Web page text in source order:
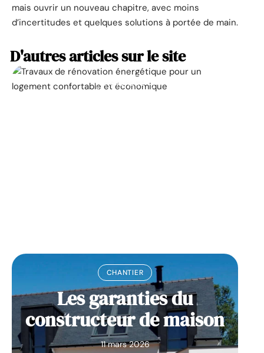
mais ouvrir un nouveau chapitre, avec moins
d’incertitudes et quelques solutions à portée de main.
D'autres articles sur le site
ACTUALITÉ
CHANTIER
Les garanties du
constructeur de maison
11 mars 2026